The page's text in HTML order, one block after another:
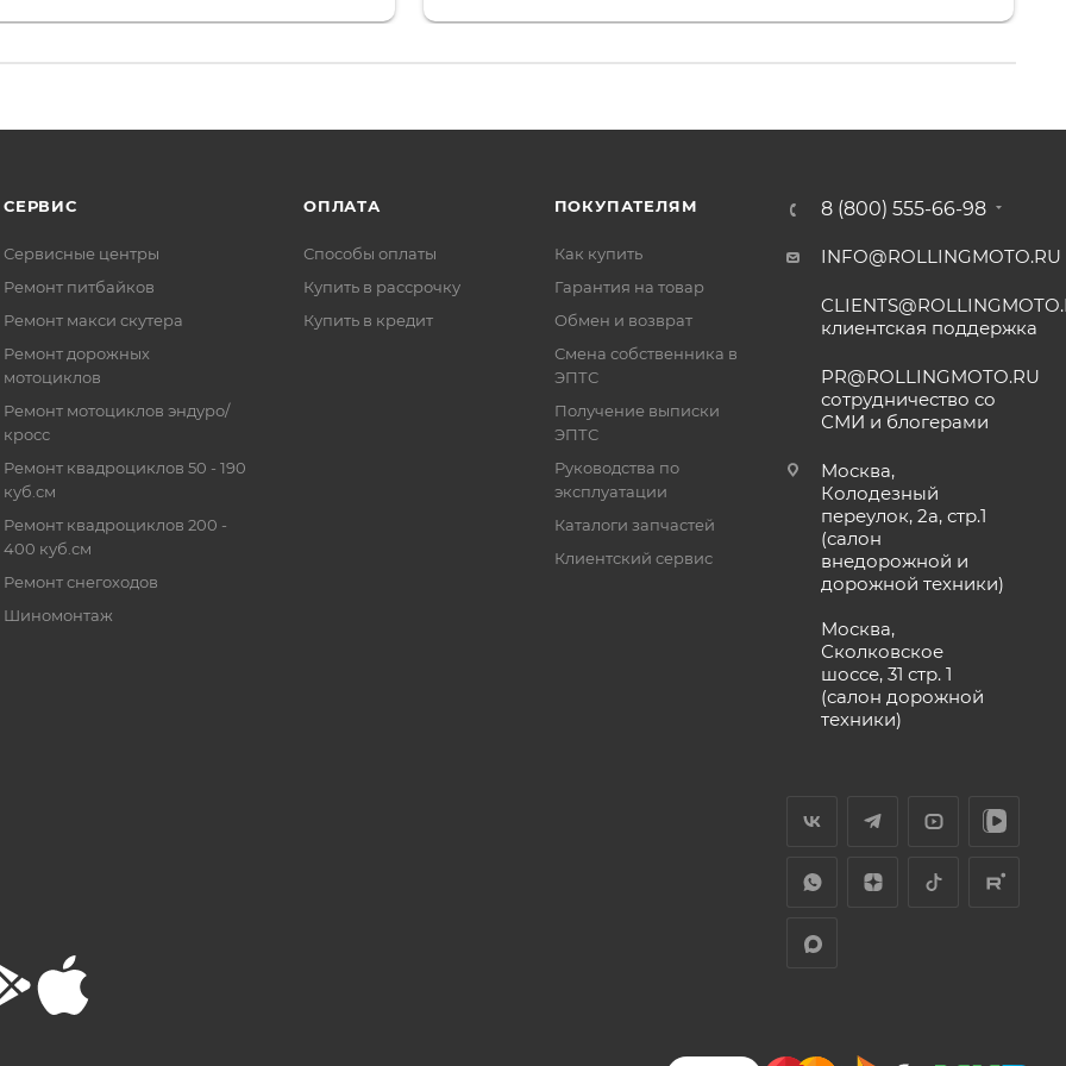
СЕРВИС
Сервисные центры
Ремонт питбайков
Ремонт макси скутера
Ремонт дорожных
мотоциклов
Ремонт мотоциклов эндуро/
кросс
Ремонт квадроциклов 50 - 190
куб.см
Ремонт квадроциклов 200 -
400 куб.см
Ремонт снегоходов
Шиномонтаж
ОПЛАТА
Способы оплаты
Купить в рассрочку
Купить в кредит
ПОКУПАТЕЛЯМ
Как купить
Гарантия на товар
Обмен и возврат
Смена собственника в
ЭПТС
Получение выписки
ЭПТС
Руководства по
эксплуатации
Каталоги запчастей
Клиентский сервис
8 (800) 555-66-98
INFO@ROLLINGMOTO.RU
клиентская поддержка
PR@ROLLINGMOTO.RU
сотрудничество со
СМИ и блогерами
Москва,
Колодезный
переулок, 2а, стр.1
(салон
внедорожной и
дорожной техники)
Москва,
Сколковское
шоссе, 31 стр. 1
(салон дорожной
техники)